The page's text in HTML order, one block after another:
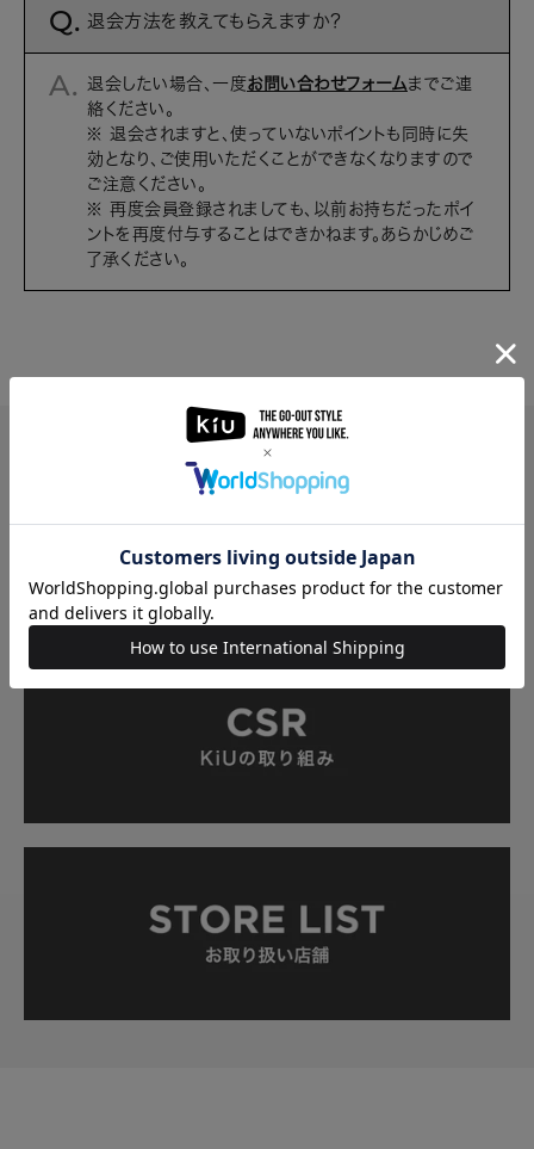
退会方法を教えてもらえますか？
退会したい場合、一度お問い合わせフォームまでご連
絡ください。
※ 退会されますと、使っていないポイントも同時に失
効となり、ご使用いただくことができなくなりますので
ご注意ください。
※ 再度会員登録されましても、以前お持ちだったポイ
ントを再度付与することはできかねます。あらかじめご
了承ください。